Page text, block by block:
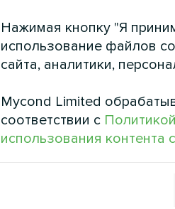
Нажимая кнопку "Я
использование файлов
сайта, аналитики,
Mycond Limited
соответствии с
использования контента